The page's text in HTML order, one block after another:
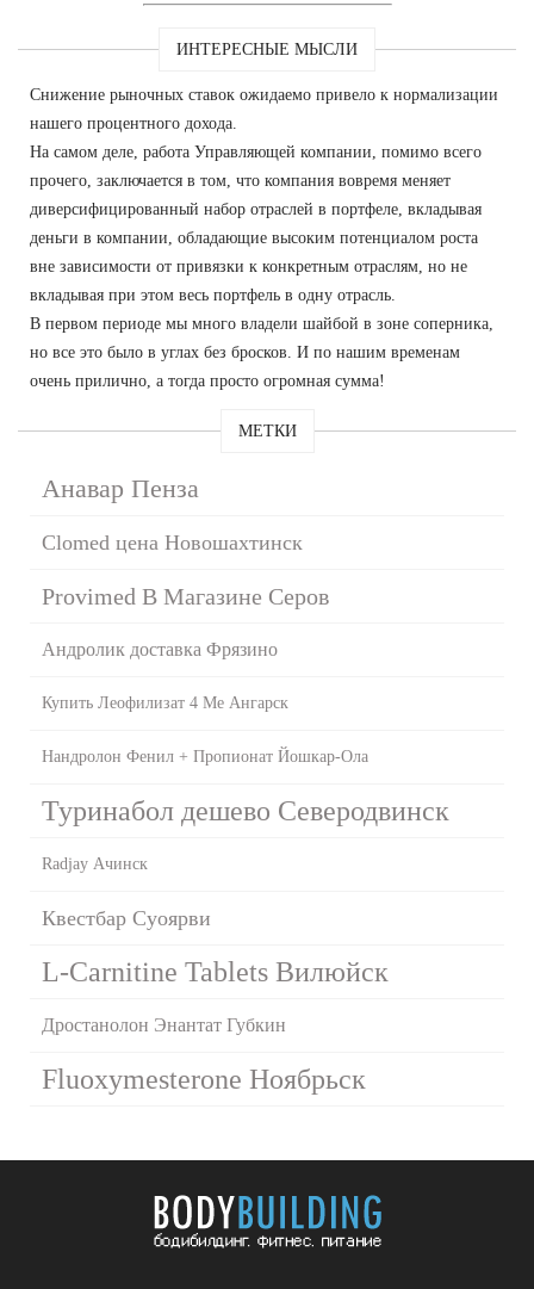
ИНТЕРЕСНЫЕ МЫСЛИ
Снижение рыночных ставок ожидаемо привело к нормализации
нашего процентного дохода.
На самом деле, работа Управляющей компании, помимо всего
прочего, заключается в том, что компания вовремя меняет
диверсифицированный набор отраслей в портфеле, вкладывая
деньги в компании, обладающие высоким потенциалом роста
вне зависимости от привязки к конкретным отраслям, но не
вкладывая при этом весь портфель в одну отрасль.
В первом периоде мы много владели шайбой в зоне соперника,
но все это было в углах без бросков. И по нашим временам
очень прилично, а тогда просто огромная сумма!
МЕТКИ
Анавар Пенза
Clomed цена Новошахтинск
Provimed В Магазине Серов
Андролик доставка Фрязино
Купить Леофилизат 4 Ме Ангарск
Нандролон Фенил + Пропионат Йошкар-Ола
Туринабол дешево Северодвинск
Radjay Ачинск
Квестбар Суоярви
L-Carnitine Tablets Вилюйск
Дростанолон Энантат Губкин
Fluoxymesterone Ноябрьск